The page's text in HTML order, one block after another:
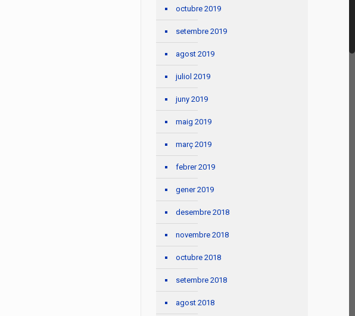
octubre 2019
setembre 2019
agost 2019
juliol 2019
juny 2019
maig 2019
març 2019
febrer 2019
gener 2019
desembre 2018
novembre 2018
octubre 2018
setembre 2018
agost 2018